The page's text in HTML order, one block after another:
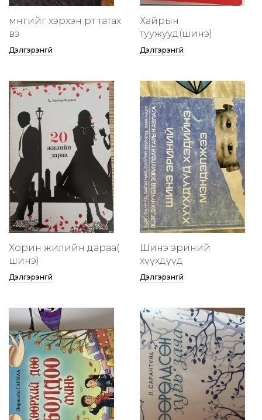
мөнгийг хэрхэн өөртөө татах
вэ
Дэлгэрэнгүй
Хайрын
туужууд(шинэ)
Дэлгэрэнгүй
Хорин жилийн дараа(
шинэ)
Дэлгэрэнгүй
Шинэ эриний
хүүхдүүд
Дэлгэрэнгүй